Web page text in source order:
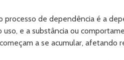
processo de dependência é a
uso, e a substância ou
a se acumular, afetando